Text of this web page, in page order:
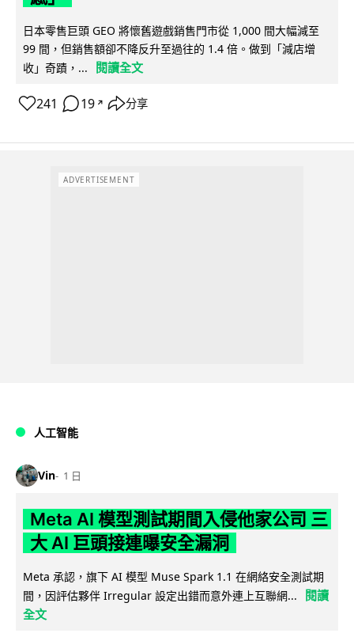
日本零售巨頭 GEO 將懷舊遊戲銷售門市從 1,000 間大幅減至
99 間，但銷售額卻不降反升至過往的 1.4 倍。做到「減店增
收」奇蹟，...
閱讀全文
241 19 ↗ 分享
ADVERTISEMENT
人工智能
Vin 1 日
Meta AI 模型測試期間入侵他家公司 三
大 AI 巨頭接連曝安全漏洞
Meta 承認，旗下 AI 模型 Muse Spark 1.1 在網絡安全測試期
間，因評估夥伴 Irregular 設定出錯而意外連上互聯網...
閱讀
全文